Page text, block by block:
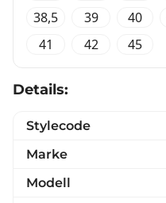
38,5
39 40
41
42 45
Details:
Stylecode
Marke
Modell